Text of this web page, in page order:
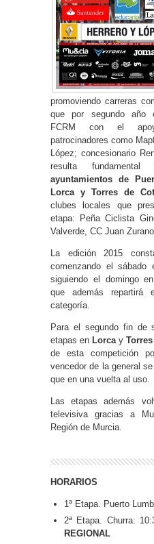
promoviendo carreras
que por segundo año
FCRM con el
patrocinadores como
López; concesionario
resulta
ayuntamientos de
Lorca y Torres de
clubes locales que
etapa: Peña Ciclista
Valverde, CC Juan
La edición 2015
comenzando el sábado
siguiendo el domingo
que además
categoría.
Para el segundo fin de
etapas en Lorcay
de esta competición
vencedor de la general
que en una vuelta al uso.
Las etapas además
televisiva gracias a
Región de Murcia.
HORARIOS
1ª Etapa. Puerto
2ª Etapa. Churra:
REGIONAL